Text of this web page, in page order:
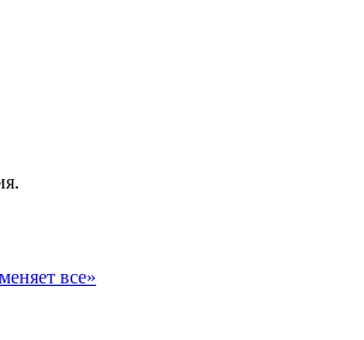
все»